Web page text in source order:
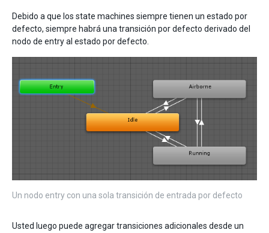
Debido a que los state machines siempre tienen un estado por
defecto, siempre habrá una transición por defecto derivado del
nodo de entry al estado por defecto.
Un nodo entry con una sola transición de entrada por defecto
Usted luego puede agregar transiciones adicionales desde un